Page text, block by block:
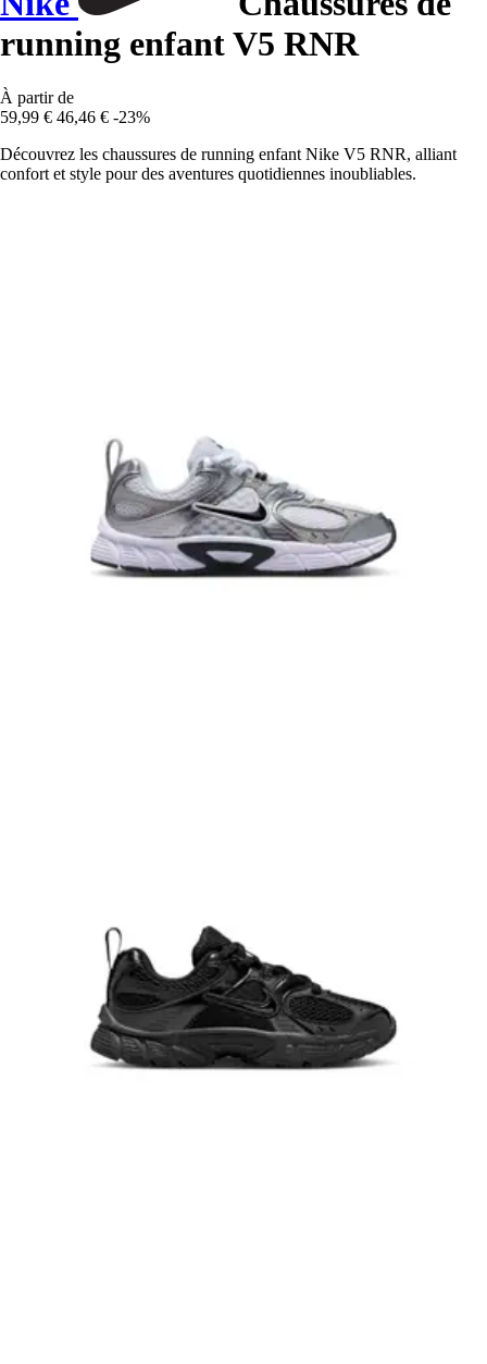
running enfant V5 RNR
À partir de
59,99 € 46,46 € -23%
Découvrez les chaussures de running enfant Nike V5 RNR, alliant
confort et style pour des aventures quotidiennes inoubliables.